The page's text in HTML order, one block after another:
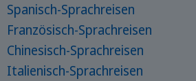
Spanisch-Sprachreisen
Französisch-Sprachreisen
Chinesisch-Sprachreisen
Italienisch-Sprachreisen